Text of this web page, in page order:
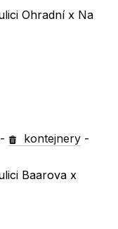
Ohradní x Na
- kontejnery -
Baarova x